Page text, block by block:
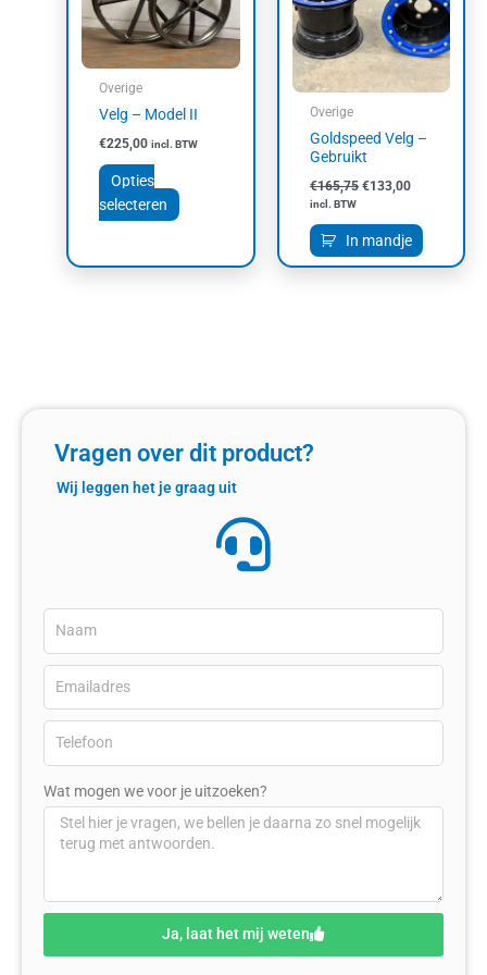
Overige
Velg – Model II
€225,00 incl. BTW
Opties
selecteren
variaties.
Deze
optie
worden
op
productpagina
Overige
Goldspeed Velg –
Gebruikt
€165,75 €133,00
incl. BTW
In mandje
Vragen over dit product?
Wij leggen het je graag uit
Wat mogen we voor je uitzoeken?
Ja, laat het mij weten